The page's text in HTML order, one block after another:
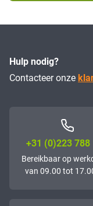
Hulp nodig?
Contacteer onze
+31 (0)223 788
Bereikbaar op
van 09.00 tot